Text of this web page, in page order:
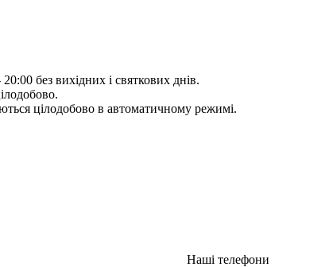
без вихідних і святкових днів.
цілодобово в автоматичному режимі.
Наші телефони